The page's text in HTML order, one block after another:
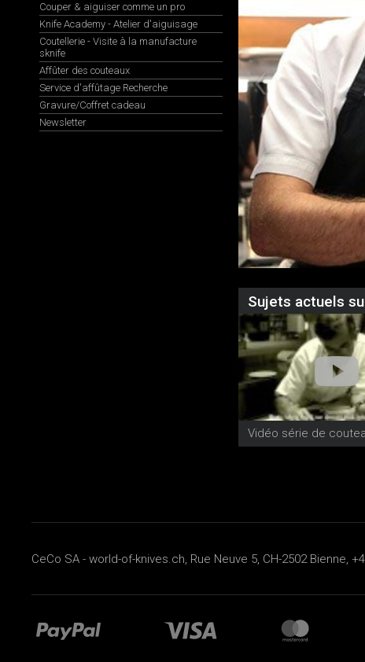
Couper & aiguiser comme un pro
Knife Academy - Atelier d'aiguisage
Coutellerie - Visite à la manufacture
sknife
Affûter des couteaux
Service d'affûtage Recherche
Gravure/Coffret cadeau
Newsletter
Sujets actuels
CeCo SA - world-of-knives.ch, Rue Neuve 5, CH-2502 Bienne,